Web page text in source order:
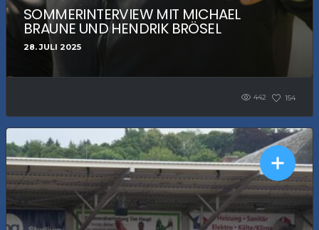
SOMMERINTERVIEW MIT MICHAEL
BRAUNE UND HENDRIK BRÖSEL
28. JULI 2025
442 154